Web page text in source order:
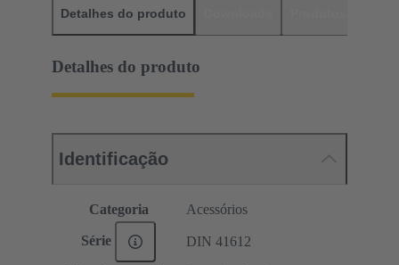
Detalhes do produto
Detalhes do produto
Identificação
Categoria Acessórios
Série DIN 41612